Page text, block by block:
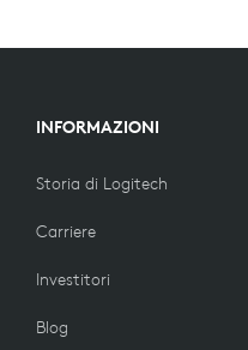
INFORMAZIONI
Storia di Logitech
Carriere
Investitori
Blog